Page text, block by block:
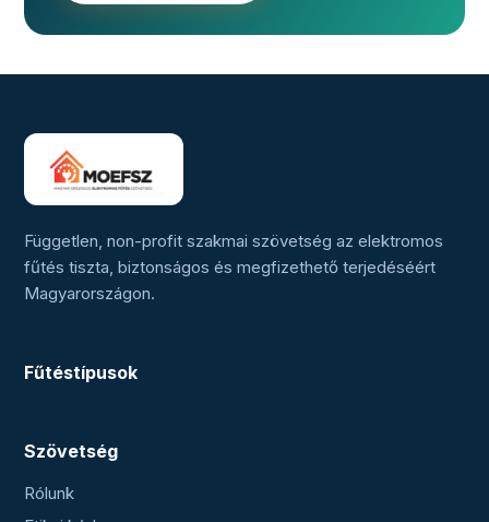
Független, non-profit szakmai szövetség az elektromos
fűtés tiszta, biztonságos és megfizethető terjedéséért
Magyarországon.
Fűtéstípusok
Szövetség
Rólunk